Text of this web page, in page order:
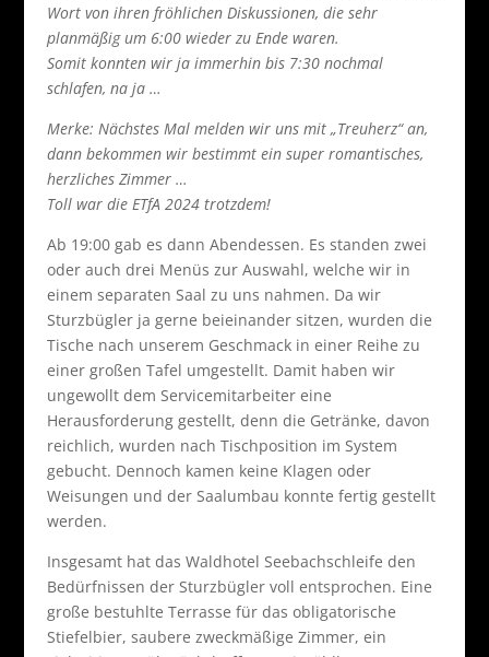
Wort von ihren fröhlichen Diskussionen, die sehr
planmäßig um 6:00 wieder zu Ende waren.
Somit konnten wir ja immerhin bis 7:30 nochmal
schlafen, na ja …
Merke: Nächstes Mal melden wir uns mit „Treuherz“ an,
dann bekommen wir bestimmt ein super romantisches,
herzliches Zimmer …
Toll war die ETfA 2024 trotzdem!
Ab 19:00 gab es dann Abendessen. Es standen zwei
oder auch drei Menüs zur Auswahl, welche wir in
einem separaten Saal zu uns nahmen. Da wir
Sturzbügler ja gerne beieinander sitzen, wurden die
Tische nach unserem Geschmack in einer Reihe zu
einer großen Tafel umgestellt. Damit haben wir
ungewollt dem Servicemitarbeiter eine
Herausforderung gestellt, denn die Getränke, davon
reichlich, wurden nach Tischposition im System
gebucht. Dennoch kamen keine Klagen oder
Weisungen und der Saalumbau konnte fertig gestellt
werden.
Insgesamt hat das Waldhotel Seebachschleife den
Bedürfnissen der Sturzbügler voll entsprochen. Eine
große bestuhlte Terrasse für das obligatorische
Stiefelbier, saubere zweckmäßige Zimmer, ein